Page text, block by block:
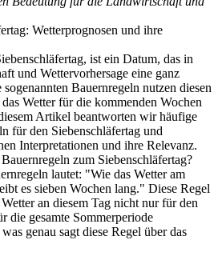
Wetterprognosen und ihre
ist ein Datum, das in
und Wettervorhersage eine ganz
Bauernregeln nutzen diesen
Wetter für die kommenden Wochen
Artikel beantworten wir häufige
für den Siebenschläfertag und
Interpretationen und ihre Relevanz.
zum Siebenschläfertag?
lautet: "Wie das Wetter am
es sieben Wochen lang." Diese Regel
an diesem Tag nicht nur für den
die gesamte Sommerperiode
genau sagt diese Regel über das